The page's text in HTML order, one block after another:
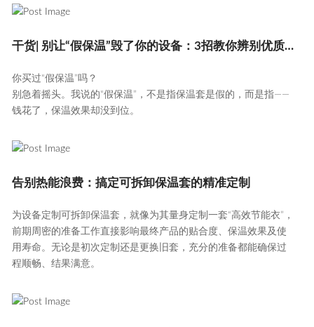
干货| 别让“假保温”毁了你的设备：3招教你辨别优质可拆卸保温套
你买过“假保温”吗？
别急着摇头。我说的“假保温”，不是指保温套是假的，而是指——
钱花了，保温效果却没到位。
告别热能浪费：搞定可拆卸保温套的精准定制
为设备定制可拆卸保温套，就像为其量身定制一套“高效节能衣”，
前期周密的准备工作直接影响最终产品的贴合度、保温效果及使
用寿命。无论是初次定制还是更换旧套，充分的准备都能确保过
程顺畅、结果满意。